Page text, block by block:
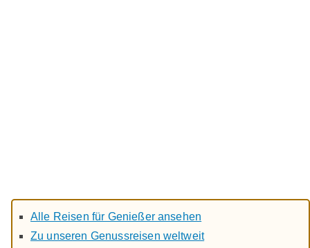
Alle Reisen für Genießer ansehen
Zu unseren Genussreisen weltweit